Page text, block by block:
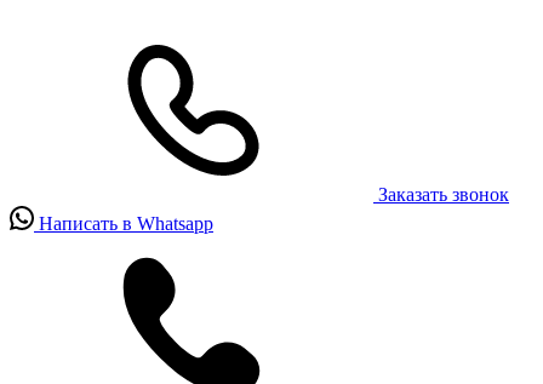
Заказать звонок
Написать в Whatsapp